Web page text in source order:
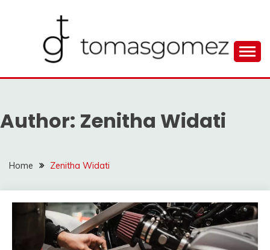
TOMAGOMEZ
Author: Zenitha Widati
Home Zenitha Widati